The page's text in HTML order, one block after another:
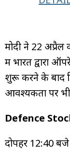
मोदी ने 22
में भारत द्वारा
शुरू करने के बाद
आवश्यकता पर भी
Defence
दोपहर 12:40